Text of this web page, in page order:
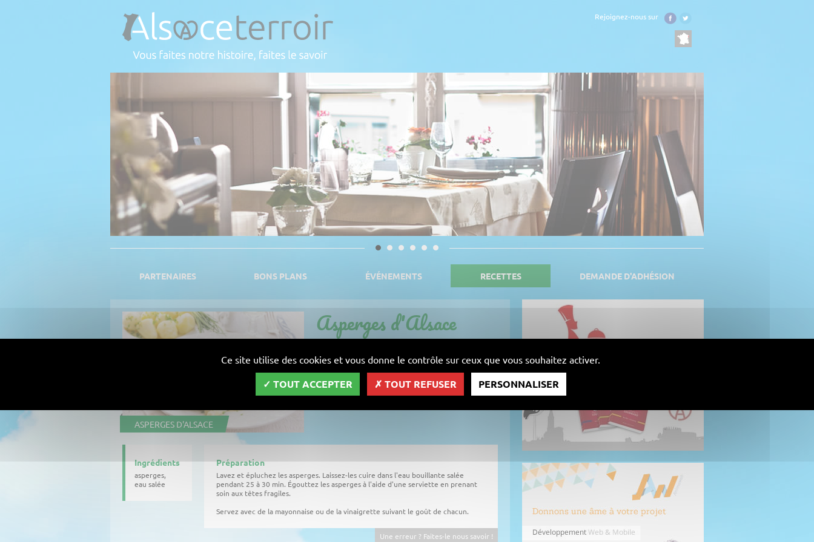
Rejoignez-nous sur
PARTENAIRES BONS PLANS ÉVÉNEMENTS RECETTES DEMANDE D'ADHÉSION
ASPERGES D'ALSACE
Asperges d'Alsace
Ingrédients
asperges,
eau salée
Préparation
Lavez et épluchez les asperges. Laissez-les cuire dans l'eau bouillante salée
pendant 25 à 30 min. Égouttez les asperges à l'aide d'une serviette en prenant
soin aux têtes fragiles.
Servez avec de la mayonnaise ou de la vinaigrette suivant le goût de chacun.
Une erreur ? Faites-le nous savoir !
Ce site utilise des cookies et vous donne le contrôle sur ceux que vous souhaitez activer.
TOUT ACCEPTER TOUT REFUSER PERSONNALISER